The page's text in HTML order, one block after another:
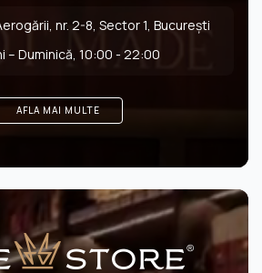
nr. 2-8, Sector 1, Bucureşti
– Duminică, 10:00 - 22:00
AFLA MAI MULTE